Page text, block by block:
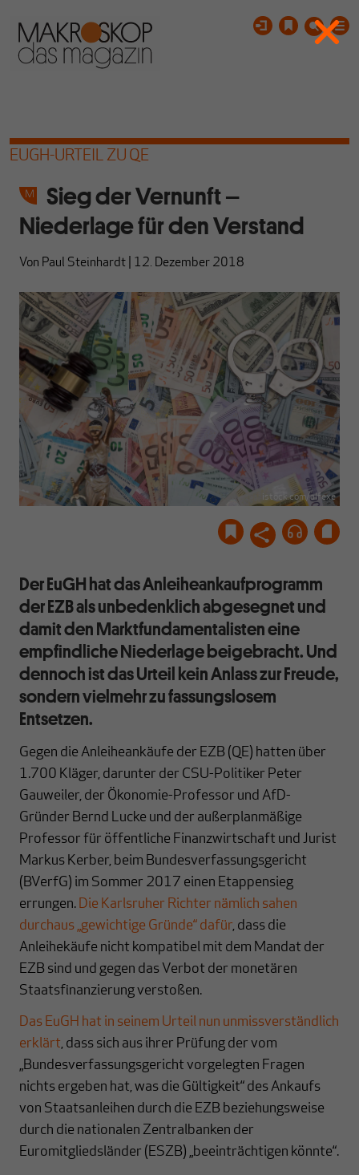
EUGH-URTEIL ZU QE
Sieg der Vernunft –
Niederlage für den Verstand
Von Paul Steinhardt 12. Dezember 2018
istock.com/alfexe
Der EuGH hat das Anleiheankaufprogramm
der EZB als unbedenklich abgesegnet und
damit den Marktfundamentalisten eine
empfindliche Niederlage beigebracht. Und
dennoch ist das Urteil kein Anlass zur Freude,
sondern vielmehr zu fassungslosem
Entsetzen.
Gegen die Anleiheankäufe der EZB (QE) hatten über
1.700 Kläger, darunter der CSU-Politiker Peter
Gauweiler, der Ökonomie-Professor und AfD-
Gründer Bernd Lucke und der außerplanmäßige
Professor für öffentliche Finanzwirtschaft und Jurist
Markus Kerber, beim Bundesverfassungsgericht
(BVerfG) im Sommer 2017 einen Etappensieg
errungen. Die Karlsruher Richter nämlich sahen
durchaus „gewichtige Gründe“ dafür, dass die
Anleihekäufe nicht kompatibel mit dem Mandat der
EZB sind und gegen das Verbot der monetären
Staatsfinanzierung verstoßen.
Das EuGH hat in seinem Urteil nun unmissverständlich
erklärt, dass sich aus ihrer Prüfung der vom
„Bundesverfassungsgericht vorgelegten Fragen
nichts ergeben hat, was die Gültigkeit“ des Ankaufs
von Staatsanleihen durch die EZB beziehungsweise
durch die nationalen Zentralbanken der
Euromitgliedsländer (ESZB) „beeinträchtigen könnte“.